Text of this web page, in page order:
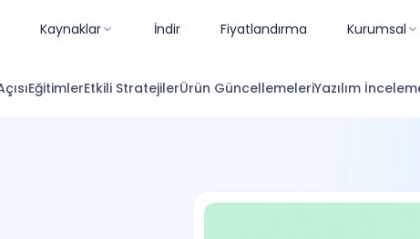
Kaynaklar İndir Fiyatlandırma Kurumsal
EğitimlerEtkili StratejilerÜrün GüncellemeleriYazılım